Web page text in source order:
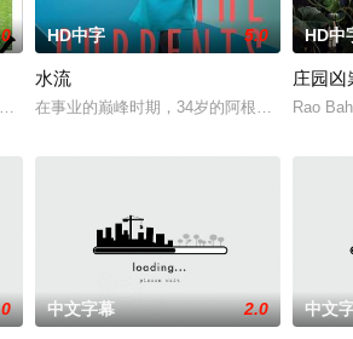
踏上穿越西德克萨斯州的旅程，寻求紧急医疗
“废用身”——因瘫痪等原因已无恢复可能的四
HD中字 5.0
水流
在事业的巅峰时期，34岁的阿根廷造型师丽
HD中
庄园凶
Rao
中文字幕 2.0 中文